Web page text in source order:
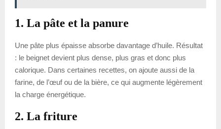
1. La pâte et la panure
Une pâte plus épaisse absorbe davantage d’huile. Résultat
: le beignet devient plus dense, plus gras et donc plus
calorique. Dans certaines recettes, on ajoute aussi de la
farine, de l’œuf ou de la bière, ce qui augmente légèrement
la charge énergétique.
2. La friture